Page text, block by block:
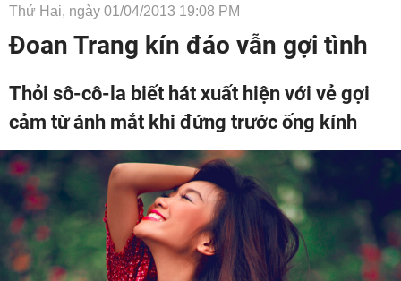
Thứ Hai, ngày 01/04/2013 19:08 PM
Đoan Trang kín đáo vẫn gợi tình
Thỏi sô-cô-la biết hát xuất hiện với vẻ gợi
cảm từ ánh mắt khi đứng trước ống kính